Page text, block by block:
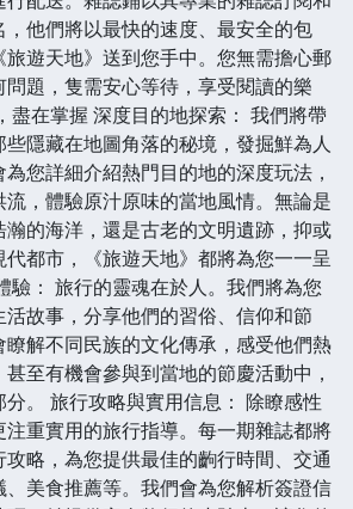
他們將以最快的速度、最安全的包
遊天地》送到您手中。您無需擔心郵
題，隻需安心等待，享受閱讀的樂
盡在掌握 深度目的地探索： 我們將帶
隱藏在地圖角落的秘境，發掘鮮為人
您詳細介紹熱門目的地的深度玩法，
，體驗原汁原味的當地風情。無論是
的海洋，還是古老的文明遺跡，抑或
都市，《旅遊天地》都將為您一一呈
驗： 旅行的靈魂在於人。我們將為您
故事，分享他們的習俗、信仰和節
瞭解不同民族的文化傳承，感受他們熱
至有機會參與到當地的節慶活動中，
。 旅行攻略與實用信息： 除瞭感性
注重實用的旅行指導。每一期雜誌都將
略，為您提供最佳的齣行時間、交通
美食推薦等。我們會為您解析簽證信